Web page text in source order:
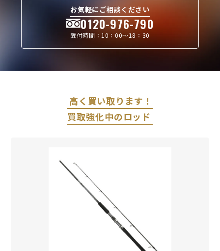
お気軽にご相談ください
0120-976-790
受付時間：10：00〜18：30
高く買い取ります！
買取強化中のロッド